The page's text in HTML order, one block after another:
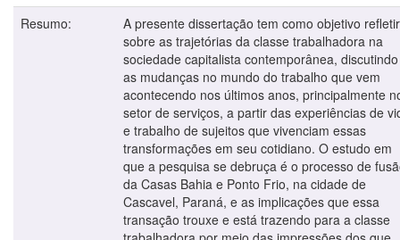
Resumo:
A presente dissertação tem como objetivo refletir
sobre as trajetórias da classe trabalhadora na
sociedade capitalista contemporânea, discutindo
as mudanças no mundo do trabalho que vem
acontecendo nos últimos anos, principalmente
setor de serviços, a partir das experiências de
e trabalho de sujeitos que vivenciam essas
transformações em seu cotidiano. O estudo em
que a pesquisa se debruça é o processo de
da Casas Bahia e Ponto Frio, na cidade de
Cascavel, Paraná, e as implicações que essa
transação trouxe e está trazendo para a classe